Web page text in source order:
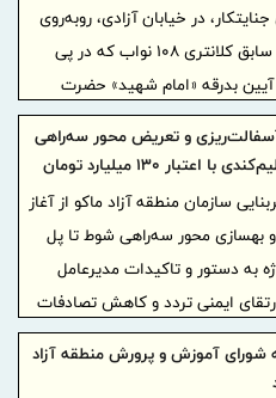
در خیابان آزادی، روبه‌روی
ساختمان راهنمایی و رانندگی و محل سابق کلانتری ۱۰۸ نواب که در پی
بدرقه «امام شهید» حضرت
داشت.
و تعریض محور سه‌راهی
۱۳۰ میلیارد تومان
سازمان منطقه آزاد ماکو از آغاز
بهسازی محور سه‌راهی شوط تا پل
به دستور و تاکیدات مدیرعامل
ایمنی تردد و کاهش تصادفات
آموزش و پرورش منطقه آزاد